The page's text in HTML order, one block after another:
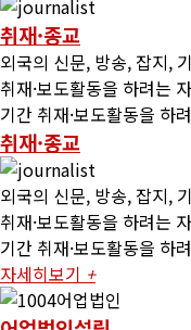
취재·종교
외국의 신문, 방송, 잡지,
취재·보도활동을 하려는
기간 취재·보도활동을 하
취재·종교
외국의 신문, 방송, 잡지,
취재·보도활동을 하려는
기간 취재·보도활동을 하
자세히보기 +